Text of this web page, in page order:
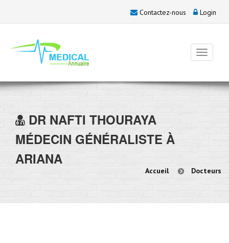
Contactez-nous Login
DR NAFTI THOURAYA
MÉDECIN GÉNÉRALISTE À
ARIANA
Accueil Docteurs